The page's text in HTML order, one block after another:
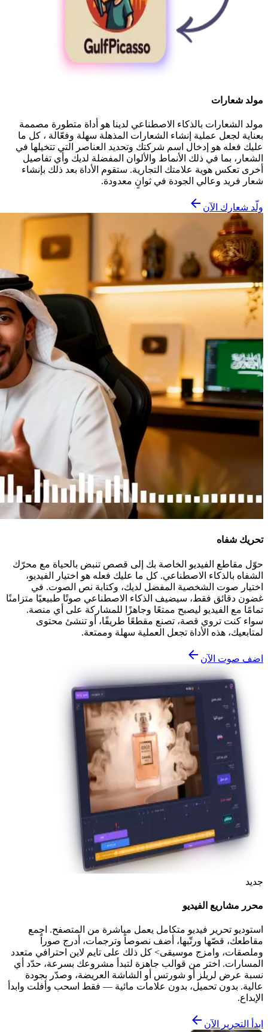
مولد شعارات
مولد الشعارات بالذكاء الاصطناعي لدينا هو أداة متطورة مصممة
بعناية لجعل عملية إنشاء الشعارات المذهلة سهلة وفعّالة ، كل ما
عليك فعله هو إدخال اسم شركتك وتحديد العناصر التي تتخيلها في
الشعار، بما في ذلك الأنماط والألوان المفضلة لديك وأي تفاصيل
أخرى تعكس هوية علامتك التجارية. ستقوم الأداة بعد ذلك بإنشاء
شعار فريد وعالي الجودة في ثوانٍ معدودة.
ولّد شعارك الآن
تحريك شفاه
حوّل مقاطع الفيديو الخاصة بك إلى قصص تنبض بالحياة مع محرّك
الشفاه بالذكاء الاصطناعي. كل ما عليك فعله هو اختيار الفيديو،
اختيار صوت الشخصية المفضل لديك، وكتابة نص الصوت. في
غضون دقائق فقط، سيضيف الذكاء الاصطناعي صوتًا طبيعيًا متزامنًا
تمامًا مع الفيديو ليصبح ممتعًا وجاهزًا للمشاركة على أي منصة.
سواء كنت تروي قصة، تصنع مقطعًا طريفًا، أو تنشئ محتوى
لمتابعيك، هذه الأداة تجعل العملية سهلة وممتعة.
اضف صوت الآن
جديد
محرر مشاريع الفيديو
استوديو تحرير فيديو متكامل يعمل مباشرة من المتصفح. اجمع
مقاطعك، قصّها ورتّبها، أضف نصوصاً وترجمات، أدرج صوراً
وملصقات، وامزج موسيقى> كل ذلك على تايم لاين احترافي متعدد
المسارات. اختر من قوالب جاهزة لتبدأ مشروعك بسرعة، حدّد أي
نسبة عرض لريلز أو شورتس أو الشاشة العريضة، وصدّر بجودة
عالية. بدون تحميل، بدون علامات مائية — فقط اسحب وأفلت وابدأ
الإبداع.
ابدأ التحرير الآن